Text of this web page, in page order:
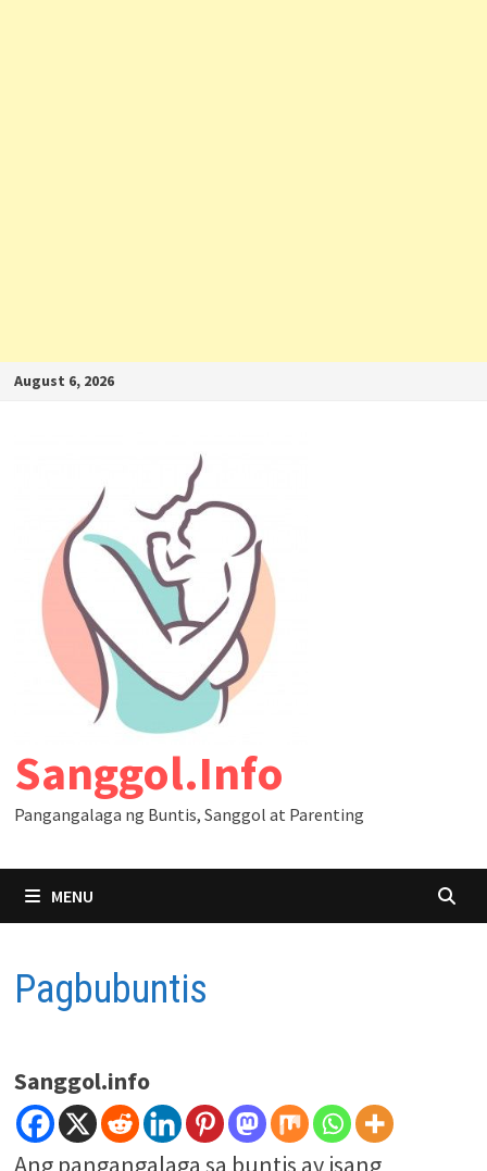
August 6, 2026
Sanggol.Info
Pangangalaga ng Buntis, Sanggol at Parenting
MENU
Pagbubuntis
Sanggol.info
Ang pangangalaga sa buntis ay isang